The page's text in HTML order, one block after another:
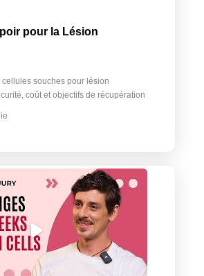
pour la Lésion
cellules souches pour lésion
coût et objectifs de récupération